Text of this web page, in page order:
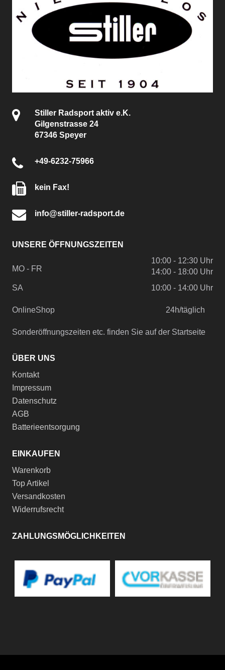
Stiller Radsport aktiv e.K.
Gilgenstrasse 24
67346 Speyer
+49-6232-75966
kein Fax!
info@stiller-radsport.de
UNSERE ÖFFNUNGSZEITEN
MO - FR
10:00 - 12:30 Uhr
14:00 - 18:00 Uhr
SA
10:00 - 14:00 Uhr
OnlineShop 24h/täglich
Sonderöffnungszeiten etc. finden Sie auf der Startseite
ÜBER UNS
Kontakt
Impressum
Datenschutz
AGB
Batterieentsorgung
EINKAUFEN
Warenkorb
Top Artikel
Versandkosten
Widerrufsrecht
ZAHLUNGSMÖGLICHKEITEN